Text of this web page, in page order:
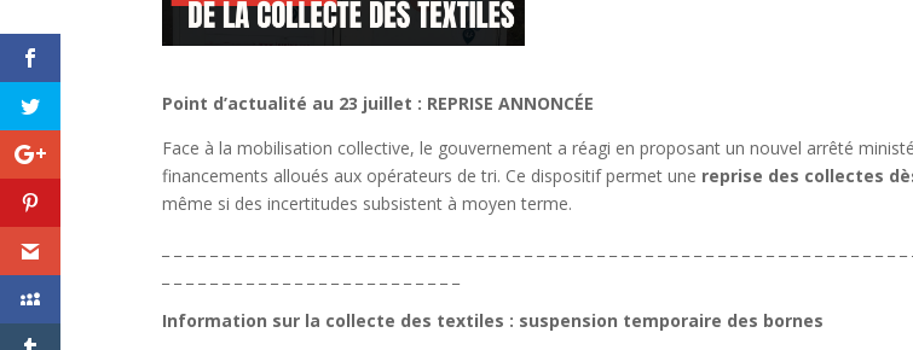
Point d’actualité au 23 juillet : REPRISE ANNONCÉE
Face à la mobilisation collective, le gouvernement a réagi en proposant un nouvel arrêté
financements alloués aux opérateurs de tri. Ce dispositif permet une reprise des collectes
même si des incertitudes subsistent à moyen terme.
Information sur la collecte des textiles : suspension temporaire des bornes